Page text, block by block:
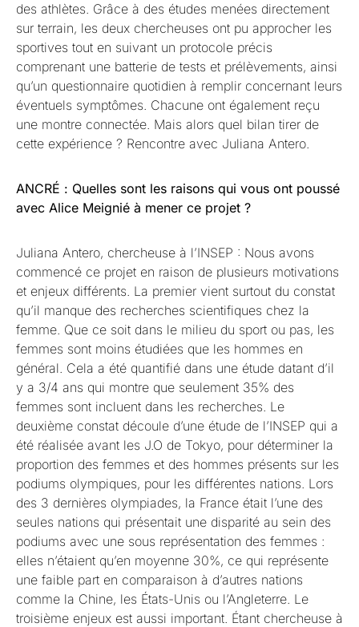
des athlètes. Grâce à des études menées directement
sur terrain, les deux chercheuses ont pu approcher les
sportives tout en suivant un protocole précis
comprenant une batterie de tests et prélèvements, ainsi
qu’un questionnaire quotidien à remplir concernant leurs
éventuels symptômes. Chacune ont également reçu
une montre connectée. Mais alors quel bilan tirer de
cette expérience ? Rencontre avec Juliana Antero.
ANCRÉ : Quelles sont les raisons qui vous ont poussé
avec Alice Meignié à mener ce projet ?
Juliana Antero, chercheuse à l’INSEP : Nous avons
commencé ce projet en raison de plusieurs motivations
et enjeux différents. La premier vient surtout du constat
qu’il manque des recherches scientifiques chez la
femme. Que ce soit dans le milieu du sport ou pas, les
femmes sont moins étudiées que les hommes en
général. Cela a été quantifié dans une étude datant d’il
y a 3/4 ans qui montre que seulement 35% des
femmes sont incluent dans les recherches. Le
deuxième constat découle d’une étude de l’INSEP qui a
été réalisée avant les J.O de Tokyo, pour déterminer la
proportion des femmes et des hommes présents sur les
podiums olympiques, pour les différentes nations. Lors
des 3 dernières olympiades, la France était l’une des
seules nations qui présentait une disparité au sein des
podiums avec une sous représentation des femmes :
elles n’étaient qu’en moyenne 30%, ce qui représente
une faible part en comparaison à d’autres nations
comme la Chine, les États-Unis ou l’Angleterre. Le
troisième enjeux est aussi important. Étant chercheuse à